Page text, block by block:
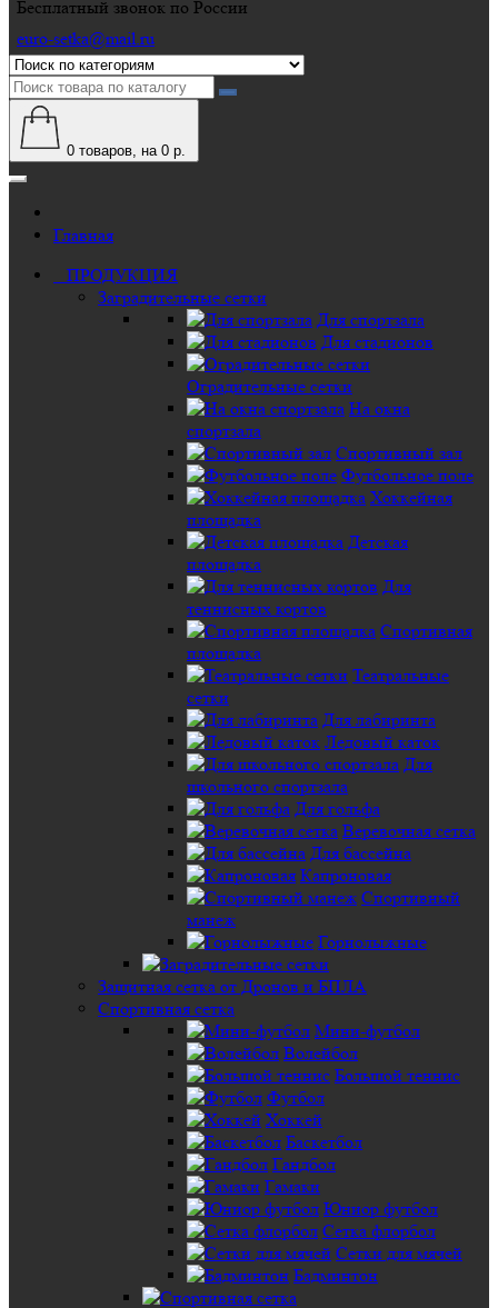
Бесплатный звонок по России
euro-setka@mail.ru
0 товаров, на 0 р.
Главная
ПРОДУКЦИЯ
Заградительные сетки
Для спортзала
Для стадионов
Оградительные сетки
На окна
спортзала
Спортивный зал
Футбольное поле
Хоккейная
площадка
Детская
площадка
Для
теннисных кортов
Спортивная
площадка
Театральные
сетки
Для лабиринта
Ледовый каток
Для
школьного спортзала
Для гольфа
Веревочная сетка
Для бассейна
Капроновая
Спортивный
манеж
Горнолыжные
Защитная сетка от Дронов и БПЛА
Спортивная сетка
Мини-футбол
Волейбол
Большой теннис
Футбол
Хоккей
Баскетбол
Гандбол
Гамаки
Юниор футбол
Сетка флорбол
Сетки для мячей
Бадминтон